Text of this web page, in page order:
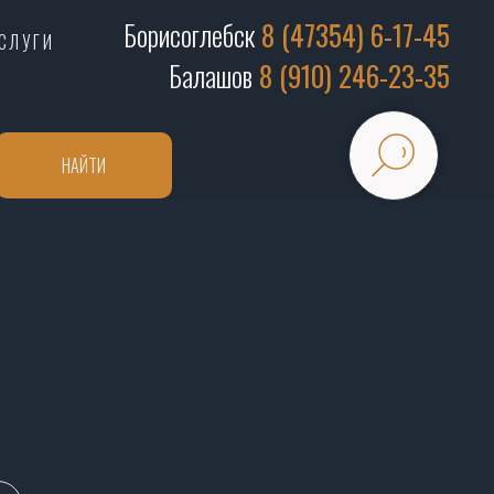
Борисоглебск8 (47354) 6-17-45
Балашов 8 (910) 246-23-35
НАЙТИ